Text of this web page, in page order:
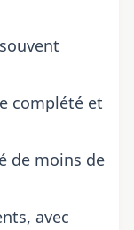
complété et
de moins de
avec